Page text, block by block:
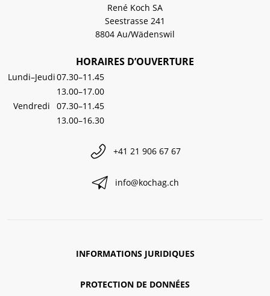
René Koch SA
Seestrasse 241
8804 Au/Wädenswil
HORAIRES D’OUVERTURE
Lundi–Jeudi07.30–11.45
13.00–17.00
Vendredi
07.30–11.45
13.00–16.30
+41 21 906 67 67
info@kochag.ch
INFORMATIONS JURIDIQUES
PROTECTION DE DONNÉES